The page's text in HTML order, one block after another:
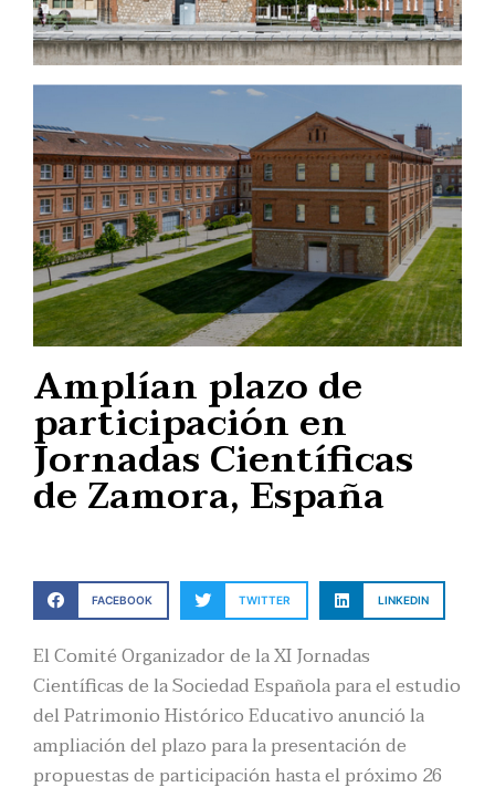
Amplían plazo de
participación en
Jornadas Científicas
de Zamora, España
FACEBOOK TWITTER LINKEDIN
El Comité Organizador de la XI Jornadas
Científicas de la Sociedad Española para el estudio
del Patrimonio Histórico Educativo anunció la
ampliación del plazo para la presentación de
propuestas de participación hasta el próximo 26